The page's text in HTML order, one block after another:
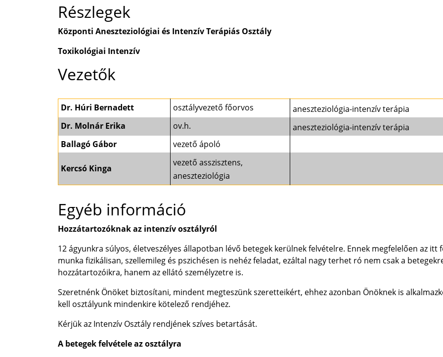
Részlegek
Központi Aneszteziológiai és Intenzív Terápiás Osztály
Toxikológiai Intenzív
Vezetők
Dr. Húri Bernadett osztályvezető főorvos
aneszteziológia-intenzív terápia
Dr. Molnár Erika
ov.h.
aneszteziológia-intenzív terápia
Ballagó Gábor
vezető ápoló
Kercsó Kinga
vezető asszisztens,
aneszteziológia
Egyéb információ
Hozzátartozóknak az intenzív osztályról
12 ágyunkra súlyos, életveszélyes állapotban lévő betegek kerülnek felvételre. Ennek megfelelően az itt
munka fizikálisan, szellemileg és pszichésen is nehéz feladat, ezáltal nagy terhet ró nem csak a
hozzátartozóikra, hanem az ellátó személyzetre is.
Szeretnénk Önöket biztosítani, mindent megteszünk szeretteikért, ehhez azonban Önöknek is
kell osztályunk mindenkire kötelező rendjéhez.
Kérjük az Intenzív Osztály rendjének szíves betartását.
A betegek felvétele az osztályra